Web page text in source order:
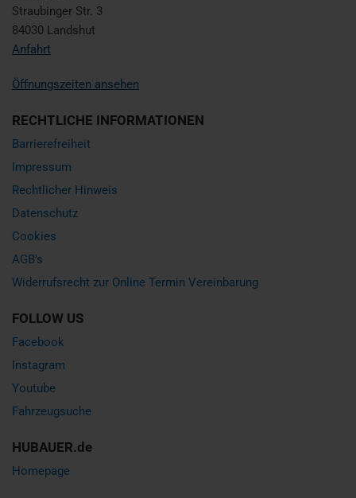
Straubinger Str. 3
84030 Landshut
Anfahrt
Öffnungszeiten ansehen
RECHTLICHE INFORMATIONEN
Barrierefreiheit
Impressum
Rechtlicher Hinweis
Datenschutz
Cookies
AGB's
Widerrufsrecht zur Online Termin Vereinbarung
FOLLOW US
Facebook
Instagram
Youtube
Fahrzeugsuche
HUBAUER.de
Homepage